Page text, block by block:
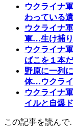
ウクライナ
わっている
ウクライナ
軍…生け捕
ウクライナ
ばこを１本だ
野原に一列
体…ウクラ
ウクライナ
イルと自爆
この記事を読ん